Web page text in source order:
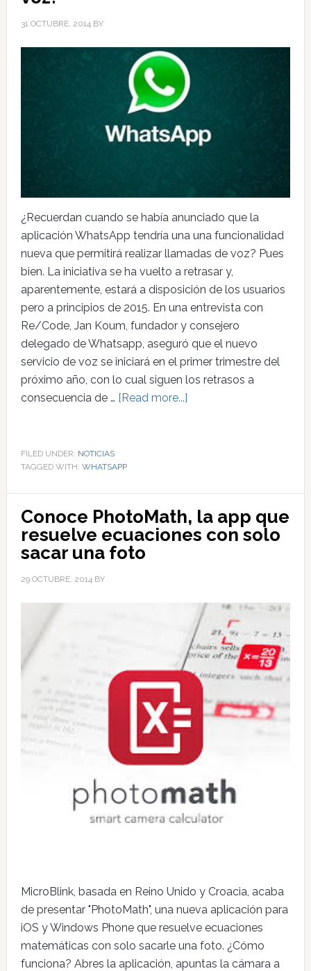
31 OCTUBRE, 2014 BY
¿Recuerdan cuando se había anunciado que la
aplicación WhatsApp tendría una una funcionalidad
nueva que permitirá realizar llamadas de voz? Pues
bien. La iniciativa se ha vuelto a retrasar y,
aparentemente, estará a disposición de los usuarios
pero a principios de 2015. En una entrevista con
Re/Code, Jan Koum, fundador y consejero
delegado de Whatsapp, aseguró que el nuevo
servicio de voz se iniciará en el primer trimestre del
próximo año, con lo cual siguen los retrasos a
consecuencia de … [Read more...]
FILED UNDER: NOTICIAS
TAGGED WITH: WHATSAPP
Conoce PhotoMath, la app que
resuelve ecuaciones con solo
sacar una foto
29 OCTUBRE, 2014 BY
MicroBlink, basada en Reino Unido y Croacia, acaba
de presentar "PhotoMath", una nueva aplicación para
iOS y Windows Phone que resuelve ecuaciones
matemáticas con solo sacarle una foto. ¿Cómo
funciona? Abres la aplicación, apuntas la cámara a